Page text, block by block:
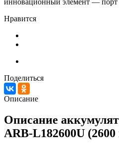
Нравится
Поделиться
Описание
Описание
ARB-L182600U